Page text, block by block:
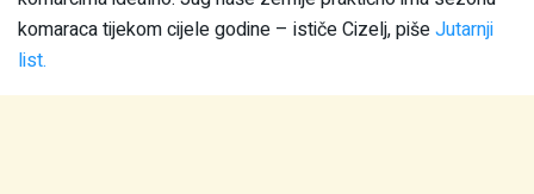
komaraca tijekom cijele godine – ističe Cizelj, pišeJutarnji
list.